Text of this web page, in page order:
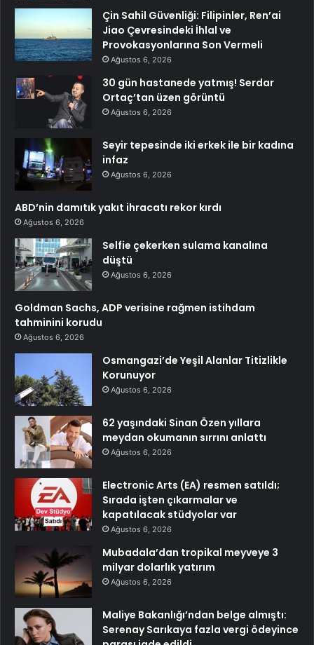
Çin Sahil Güvenliği: Filipinler, Ren’ai
Jiao Çevresindeki İhlal ve
Provokasyonlarına Son Vermeli
Ağustos 6, 2026
30 gün hastanede yatmış! Serdar
Ortaç’tan üzen görüntü
Ağustos 6, 2026
Seyir tepesinde iki erkek ile bir kadına
infaz
Ağustos 6, 2026
ABD’nin damıtık yakıt ihracatı rekor kırdı
Ağustos 6, 2026
Selfie çekerken sulama kanalına
düştü
Ağustos 6, 2026
Goldman Sachs, ADP verisine rağmen istihdam
tahminini korudu
Ağustos 6, 2026
Osmangazi’de Yeşil Alanlar Titizlikle
Korunuyor
Ağustos 6, 2026
62 yaşındaki Sinan Özen yıllara
meydan okumanın sırrını anlattı
Ağustos 6, 2026
Electronic Arts (EA) resmen satıldı;
Sırada işten çıkarmalar ve
kapatılacak stüdyolar var
Ağustos 6, 2026
Mubadala’dan tropikal meyveye 3
milyar dolarlık yatırım
Ağustos 6, 2026
Maliye Bakanlığı’ndan belge almıştı:
Serenay Sarıkaya fazla vergi ödeyince